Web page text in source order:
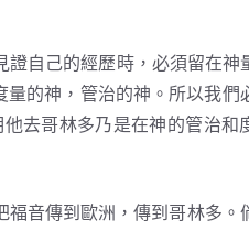
自己的經歷時，必須留在神
的神，管治的神。所以我們
去哥林多乃是在神的管治和
音傳到歐洲，傳到哥林多。